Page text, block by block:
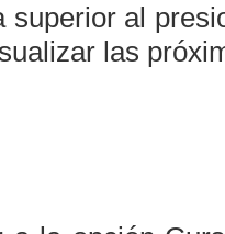
superior al
las